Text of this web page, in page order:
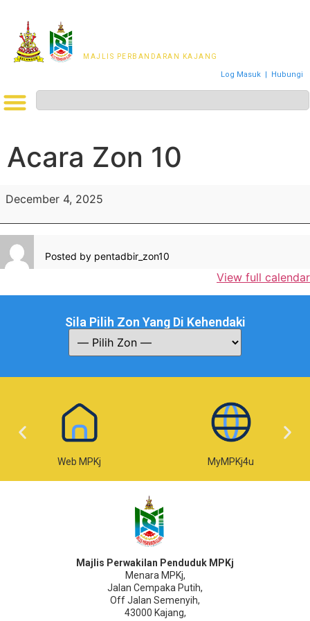
MAJLIS PERBANDARAN KAJANG
Log Masuk | Hubungi
Acara Zon 10
December 4, 2025
Posted by pentadbir_zon10
View full calendar
Sila Pilih Zon Yang Di Kehendaki
Web MPKj MyMPKj4u
Majlis Perwakilan Penduduk MPKj
Menara MPKj,
Jalan Cempaka Putih,
Off Jalan Semenyih,
43000 Kajang,